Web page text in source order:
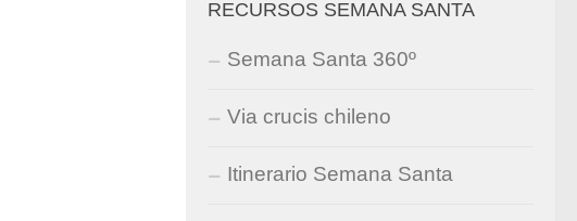
RECURSOS SEMANA SANTA
Semana Santa 360º
Via crucis chileno
Itinerario Semana Santa